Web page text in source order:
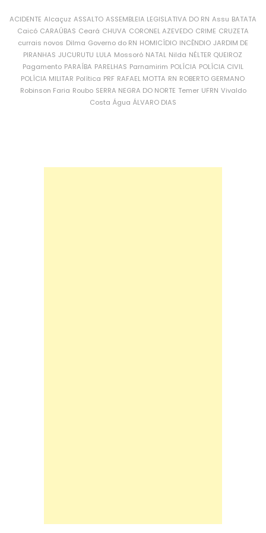
ACIDENTE Alcaçuz ASSALTO ASSEMBLEIA LEGISLATIVA DO RN Assu BATATA
Caicó CARAÚBAS Ceará CHUVA CORONEL AZEVEDO CRIME CRUZETA
currais novos Dilma Governo do RN HOMICÍDIO INCÊNDIO JARDIM DE
PIRANHAS JUCURUTU LULA Mossoró NATAL Nilda NÉLTER QUEIROZ
Pagamento PARAÍBA PARELHAS Parnamirim POLÍCIA POLÍCIA CIVIL
POLÍCIA MILITAR Política PRF RAFAEL MOTTA RN ROBERTO GERMANO
Robinson Faria Roubo SERRA NEGRA DO NORTE Temer UFRN Vivaldo
Costa Água ÁLVARO DIAS